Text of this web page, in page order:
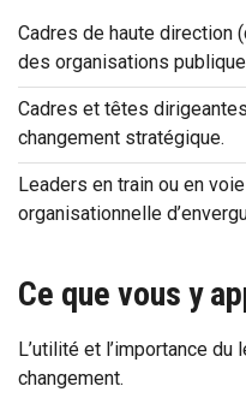
Cadres de haute direction
des organisations
Cadres et têtes
changement stratégique.
Leaders en train ou en
organisationnelle
Ce que vous y
L’utilité et l’importance
changement.